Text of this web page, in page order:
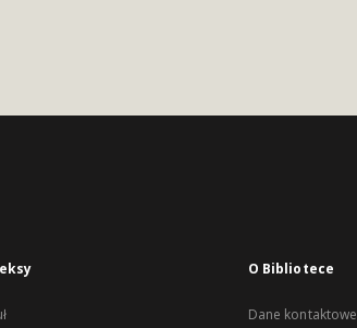
O Bibliotece
Dane kontaktowe